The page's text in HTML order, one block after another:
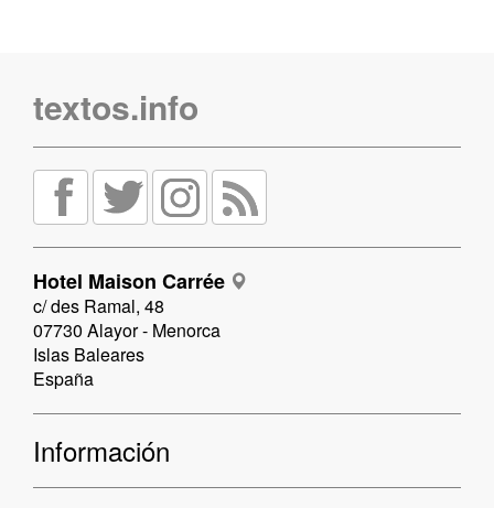
textos.info
Hotel Maison Carrée
c/ des Ramal, 48
07730 Alayor - Menorca
Islas Baleares
España
Información